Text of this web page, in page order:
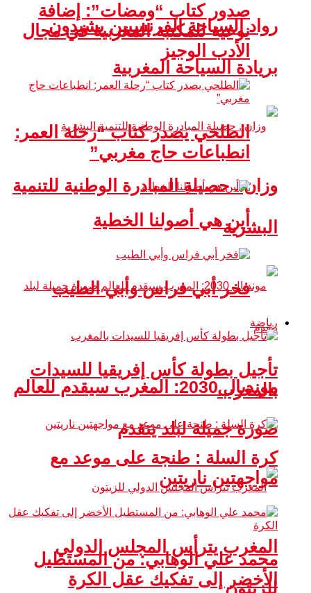
رواد السياحة الفرنسيين يشيدون
بريادة السياحة المغربية
وزان.. حصيلة المبادرة الوطنية للتنمية
البشرية
مونديال 2030: المغرب سيقدم للعالم
صورة جميلة لبلد يتقدم
المغرب يترأس المجلس الدولي
للزيتون
صدور كتاب “ومضات”: إضافة
نوعية للمكتبة المغربية في مجال
الأدب الوجيز
الطلحي يصدر كتاب “رحلة العمر:
انطباعات حاج مغربي”
أين هي أصولنا الخطية
فخر أبي فراس وأبي الطيب
رياضة
تأجيل بطولة كأس إفريقيا للسيدات
بالمغرب
كرة السلة : طنجة على موعد مع
مواجهتين ناريتين
محمد علي الوهابي: من المستطيل
الأخضر إلى تفكيك عقل الكرة